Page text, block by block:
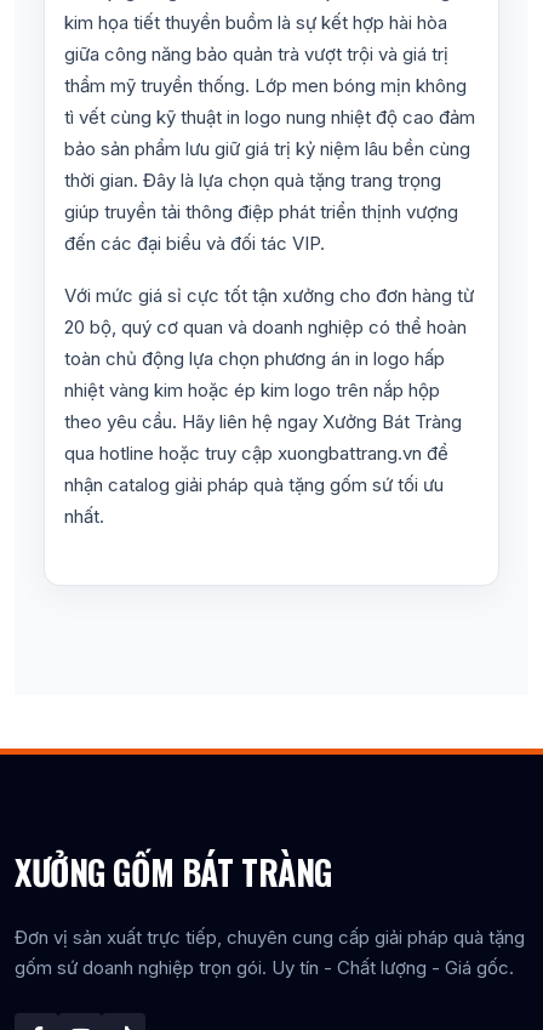
kim họa tiết thuyền buồm là sự kết hợp hài hòa
giữa công năng bảo quản trà vượt trội và giá trị
thẩm mỹ truyền thống. Lớp men bóng mịn không
tì vết cùng kỹ thuật in logo nung nhiệt độ cao đảm
bảo sản phẩm lưu giữ giá trị kỷ niệm lâu bền cùng
thời gian. Đây là lựa chọn quà tặng trang trọng
giúp truyền tải thông điệp phát triển thịnh vượng
đến các đại biểu và đối tác VIP.
Với mức giá sỉ cực tốt tận xưởng cho đơn hàng từ
20 bộ, quý cơ quan và doanh nghiệp có thể hoàn
toàn chủ động lựa chọn phương án in logo hấp
nhiệt vàng kim hoặc ép kim logo trên nắp hộp
theo yêu cầu. Hãy liên hệ ngay Xưởng Bát Tràng
qua hotline hoặc truy cập xuongbattrang.vn để
nhận catalog giải pháp quà tặng gốm sứ tối ưu
nhất.
XƯỞNG GỐM BÁT TRÀNG
Đơn vị sản xuất trực tiếp, chuyên cung cấp giải pháp quà tặng
gốm sứ doanh nghiệp trọn gói. Uy tín - Chất lượng - Giá gốc.